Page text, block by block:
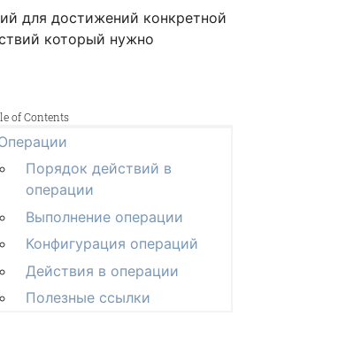
для достижений конкретной
который нужно
of Contents
Порядок действий в
операции
Выполнение операции
Конфигурация операций
Действия в операции
Полезные ссылки